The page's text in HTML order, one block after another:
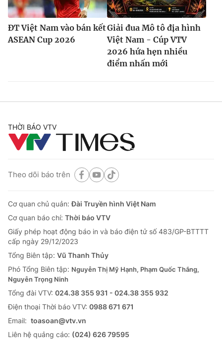
ĐT Việt Nam vào bán kết
ASEAN Cup 2026
Giải đua Mô tô địa hình
Việt Nam - Cúp VTV
2026 hứa hẹn nhiều
điểm nhấn mới
THỜI BÁO VTV
Theo dõi báo trên
Cơ quan chủ quản:Đài Truyền hình Việt Nam
Cơ quan báo chí: Thời báo VTV
Giấy phép hoạt động báo in và báo điện tử số 483/GP-BTTTT
cấp ngày 29/12/2023
Tổng Biên tập: Vũ Thanh Thủy
Phó Tổng Biên tập: Nguyễn Thị Mỹ Hạnh, Phạm Quốc Thắng,
Nguyễn Trọng Ninh
Tổng đài VTV: 024.38 355 931 - 024.38 355 932
Ðiện thoại Thời báo VTV: 0988 671 671
Email: toasoan@vtv.vn
Liên hệ quảng cáo: (024) 626 79595